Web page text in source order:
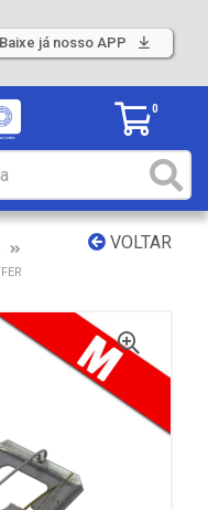
Baixe já nosso APP
0
VOLTAR